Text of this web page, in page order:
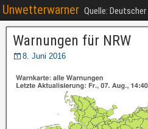
Unwetterwarner Quelle:
Warnungen für NRW
8. Juni 2016